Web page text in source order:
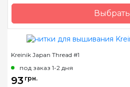
Выбрать
Бренд
Страна-производитель
Метраж
Состав
Kreinik Japan Thread #1
под заказ 1-2 дня
93 грн.